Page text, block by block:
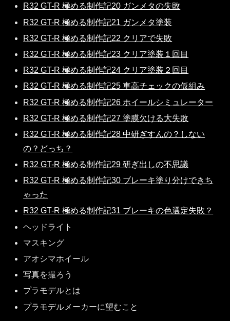
R32 GT-R 極める制作記20 ガンメタの失敗
R32 GT-R 極める制作記21 ガンメタ塗装
R32 GT-R 極める制作記22 クリアで失敗
R32 GT-R 極める制作記23 クリア塗装１回目
R32 GT-R 極める制作記24 クリア塗装２回目
R32 GT-R 極める制作記25 車高チェックの仮組み
R32 GT-R 極める制作記26 ホイールシミュレーター
R32 GT-R 極める制作記27 塗膜欠ける大失敗
R32 GT-R 極める制作記28 中研ぎすんの？しない
の？どっち？
R32 GT-R 極める制作記29 研ぎ出しの不思議
R32 GT-R 極める制作記30 ブレーキ塗り分けできち
ゃった
R32 GT-R 極める制作記31 ブレーキの色選定失敗？
ヘッドライト
マスキング
アオシマホイール
写真を撮ろう
プラモデルとは
プラモデルメーカーに望むこと